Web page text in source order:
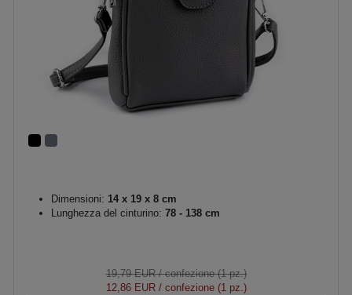
Dimensioni: 14 x 19 x 8 cm
Lunghezza del cinturino: 78 - 138 cm
19,79 EUR/ confezione (1 pz.)
12,86 EUR/ confezione (1 pz.)